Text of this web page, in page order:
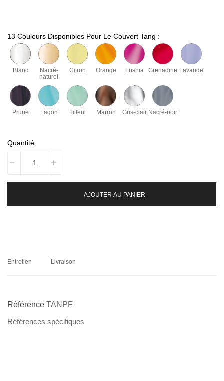
13 Couleurs Disponibles Pour Le Couvert Tang :
Blanc
Nacré-
naturel
Citron Orange Fushia Grenadine Lavande
Prune Lagon Tilleul Marron Gris-clair Nacré-noir
Quantité:
AJOUTER AU PANIER
Entretien Livraison
Référence TANPF
Références spécifiques